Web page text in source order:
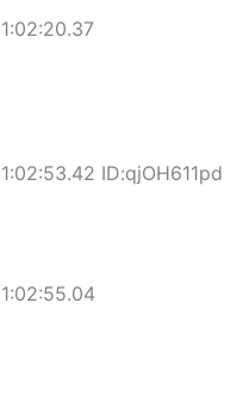
がｗｗｗ
ID:qjOH611pd